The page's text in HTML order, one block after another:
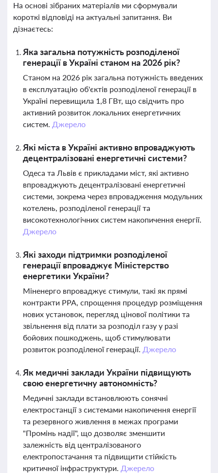
На основі зібраних матеріалів ми сформували
короткі відповіді на актуальні запитання. Ви
дізнаєтесь:
Яка загальна потужність розподіленої
генерації в Україні станом на 2026 рік?
Станом на 2026 рік загальна потужність введених
в експлуатацію об'єктів розподіленої генерації в
Україні перевищила 1,8 ГВт, що свідчить про
активний розвиток локальних енергетичних
систем. Джерело
Які міста в Україні активно впроваджують
децентралізовані енергетичні системи?
Одеса та Львів є прикладами міст, які активно
впроваджують децентралізовані енергетичні
системи, зокрема через впровадження модульних
котелень, розподіленої генерації та
високотехнологічних систем накопичення енергії.
Джерело
Які заходи підтримки розподіленої
генерації впроваджує Міністерство
енергетики України?
Міненерго впроваджує стимули, такі як прямі
контракти PPA, спрощення процедур розміщення
нових установок, перегляд цінової політики та
звільнення від плати за розподіл газу у разі
бойових пошкоджень, щоб стимулювати
розвиток розподіленої генерації. Джерело
Як медичні заклади України підвищують
свою енергетичну автономність?
Медичні заклади встановлюють сонячні
електростанції з системами накопичення енергії
та резервного живлення в межах програми
"Промінь надії", що дозволяє зменшити
залежність від централізованого
електропостачання та підвищити стійкість
критичної інфраструктури. Джерело